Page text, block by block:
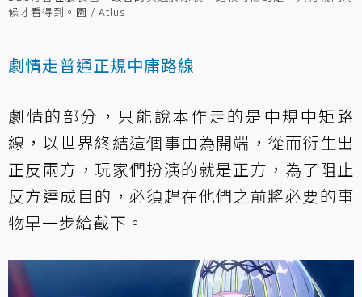
候才看得到。圖 / Atlus
劇情走普通正規中庸路線
劇情的部分，只能說本作走的是中規中矩路
線，以世界終結這個事由為開端，從而衍生出
正反兩方，玩家們扮演的就是正方，為了阻止
反方達成目的，必須趕在他們之前將必要的事
物早一步給截下。